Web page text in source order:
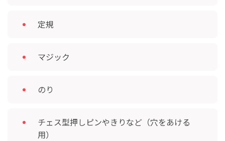
定規
マジック
のり
チェス型押しピンやきりなど（穴をあける
用）